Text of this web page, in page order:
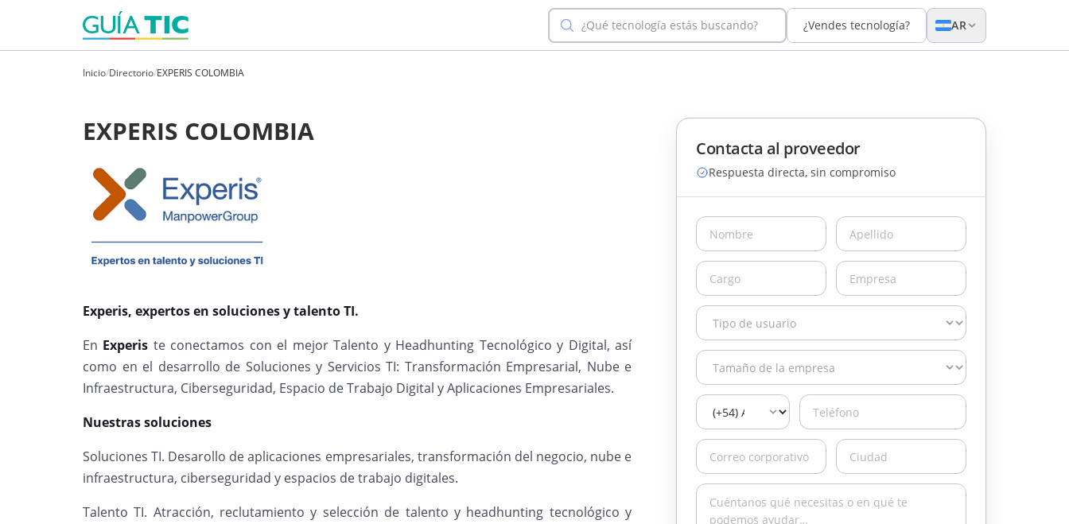
¿Qué tecnología estás buscando? ¿Vendes tecnología? AR
Inicio/Directorio/EXPERIS COLOMBIA
EXPERIS COLOMBIA
Experis, expertos en soluciones y talento TI.
En Experis te conectamos con el mejor Talento y Headhunting Tecnológico y Digital, así
como en el desarrollo de Soluciones y Servicios TI: Transformación Empresarial, Nube e
Infraestructura, Ciberseguridad, Espacio de Trabajo Digital y Aplicaciones Empresariales.
Nuestras soluciones
Soluciones TI. Desarollo de aplicaciones empresariales, transformación del negocio, nube e
infraestructura, ciberseguridad y espacios de trabajo digitales.
Talento TI. Atracción, reclutamiento y selección de talento y headhunting tecnológico y
Contacta al proveedor
Respuesta directa, sin compromiso